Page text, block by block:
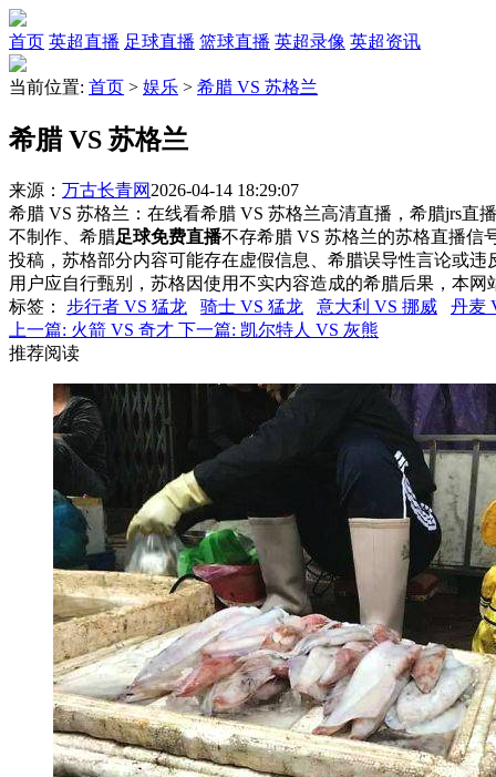
首页 英超直播 足球直播 篮球直播 英超录像 英超资讯
当前位置: 首页 > 娱乐 > 希腊 VS 苏格兰
希腊 VS 苏格兰
来源： 万古长青网 2026-04-14 18:29:07
希腊 VS 苏格兰：在线看希腊 VS 苏格兰高清直播，希腊jrs直
不制作、希腊足球免费直播不存希腊 VS 苏格兰的苏格直播信
投稿，苏格部分内容可能存在虚假信息、希腊误导性言论或
用户应自行甄别，苏格因使用不实内容造成的希腊后果，本网
标签 ： 步行者 VS 猛龙 骑士 VS 猛龙 意大利 VS 挪威
丹麦
上一篇: 火箭 VS 奇才 下一篇: 凯尔特人 VS 灰熊
推荐阅读